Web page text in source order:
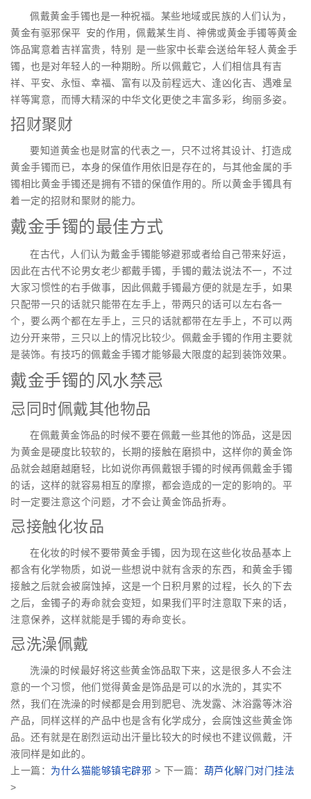
佩戴黄金手镯也是一种祝福。某些地域或民族的人们认为，
黄金有驱邪保平 安的作用，佩戴某生肖、神佛或黄金手镯等黄金
饰品寓意着吉祥富贵，特别 是一些家中长辈会送给年轻人黄金手
镯，也是对年轻人的一种期盼。所以佩戴它，人们相信具有吉
祥、平安、永恒、幸福、富有以及前程远大、逢凶化吉、遇难呈
祥等寓意，而博大精深的中华文化更使之丰富多彩，绚丽多姿。
招财聚财
要知道黄金也是财富的代表之一，只不过将其设计、打造成
黄金手镯而已，本身的保值作用依旧是存在的，与其他金属的手
镯相比黄金手镯还是拥有不错的保值作用的。所以黄金手镯具有
着一定的招财和聚财的能力。
戴金手镯的最佳方式
在古代，人们认为戴金手镯能够避邪或者给自己带来好运，
因此在古代不论男女老少都戴手镯，手镯的戴法说法不一，不过
大家习惯性的右手做事，因此佩戴手镯最方便的就是左手，如果
只配带一只的话就只能带在左手上，带两只的话可以左右各一
个，要么两个都在左手上，三只的话就都带在左手上，不可以两
边分开来带，三只以上的情况比较少。佩戴金手镯的作用主要就
是装饰。有技巧的佩戴金手镯才能够最大限度的起到装饰效果。
戴金手镯的风水禁忌
忌同时佩戴其他物品
在佩戴黄金饰品的时候不要在佩戴一些其他的饰品，这是因
为黄金是硬度比较软的，长期的接触在磨损中，这样你的黄金饰
品就会越磨越磨轻，比如说你再佩戴银手镯的时候再佩戴金手镯
的话，这样的就容易相互的摩擦，都会造成的一定的影响的。平
时一定要注意这个问题，才不会让黄金饰品折寿。
忌接触化妆品
在化妆的时候不要带黄金手镯，因为现在这些化妆品基本上
都含有化学物质，如说一些想说中就有含汞的东西，和黄金手镯
接触之后就会被腐蚀掉，这是一个日积月累的过程，长久的下去
之后，金镯子的寿命就会变短，如果我们平时注意取下来的话，
注意保养，这样就能是手镯的寿命变长。
忌洗澡佩戴
洗澡的时候最好将这些黄金饰品取下来，这是很多人不会注
意的一个习惯，他们觉得黄金是饰品是可以的水洗的，其实不
然，我们在洗澡的时候都是会用到肥皂、洗发露、沐浴露等沐浴
产品，同样这样的产品中也是含有化学成分，会腐蚀这些黄金饰
品。还有就是在剧烈运动出汗量比较大的时候也不建议佩戴，汗
液同样是如此的。
上一篇： 为什么猫能够镇宅辟邪 > 下一篇： 葫芦化解门对门挂法
>